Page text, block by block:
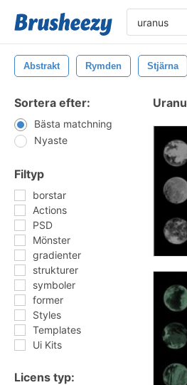
Abstrakt Rymden Stjärna
Sortera efter:
Bästa matchning
Nyaste
Filtyp
borstar
Actions
PSD
Mönster
gradienter
strukturer
symboler
former
Styles
Templates
Ui Kits
Licens typ: